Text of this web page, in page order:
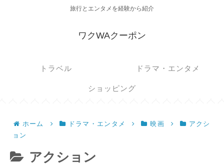
旅行とエンタメを経験から紹介
ワクWAクーポン
トラベル ドラマ・エンタメ
ショッピング
ホーム ドラマ・エンタメ 映画
アクシ
ョン
アクション